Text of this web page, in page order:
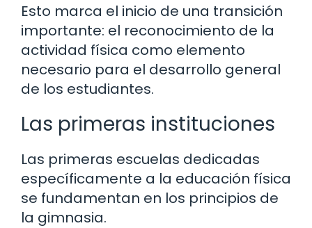
Esto marca el inicio de una transición
importante: el reconocimiento de la
actividad física como elemento
necesario para el desarrollo general
de los estudiantes.
Las primeras instituciones
Las primeras escuelas dedicadas
específicamente a la educación física
se fundamentan en los principios de
la gimnasia.